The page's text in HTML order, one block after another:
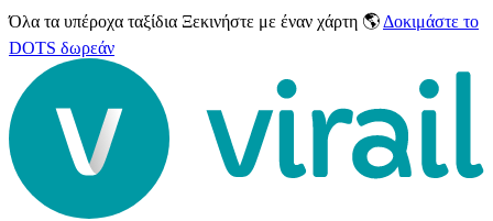
Όλα τα υπέροχα ταξίδια Ξεκινήστε με έναν χάρτη 🌎 Δοκιμάστε το
DOTS δωρεάν